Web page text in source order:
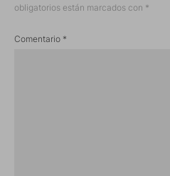
obligatorios están marcados con *
Comentario *